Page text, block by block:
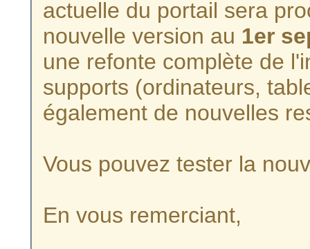
actuelle du portail sera
nouvelle version au 1er
une refonte complète de
supports (ordinateurs,
également de nouvelles
Vous pouvez tester la
En vous remerciant,